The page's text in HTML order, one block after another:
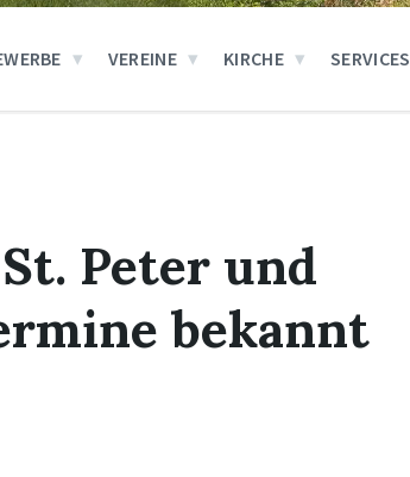
VEREINE KIRCHE SERVICES
Peter und
bekannt